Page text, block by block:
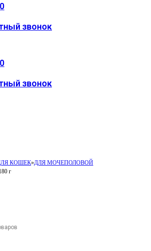
звонок
звонок
КОШЕК»ДЛЯ МОЧЕПОЛОВОЙ
г